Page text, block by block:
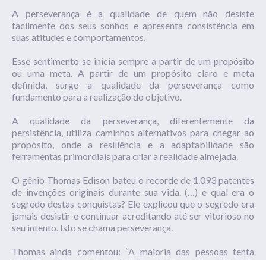
A perseverança é a qualidade de quem não desiste
facilmente dos seus sonhos e apresenta consistência em
suas atitudes e comportamentos.
Esse sentimento se inicia sempre a partir de um propósito
ou uma meta. A partir de um propósito claro e meta
definida, surge a qualidade da perseverança como
fundamento para a realização do objetivo.
A qualidade da perseverança, diferentemente da
persistência, utiliza caminhos alternativos para chegar ao
propósito, onde a resiliência e a adaptabilidade são
ferramentas primordiais para criar a realidade almejada.
O gênio Thomas Edison bateu o recorde de 1.093 patentes
de invenções originais durante sua vida. (…) e qual era o
segredo destas conquistas? Ele explicou que o segredo era
jamais desistir e continuar acreditando até ser vitorioso no
seu intento. Isto se chama perseverança.
Thomas ainda comentou: “A maioria das pessoas tenta